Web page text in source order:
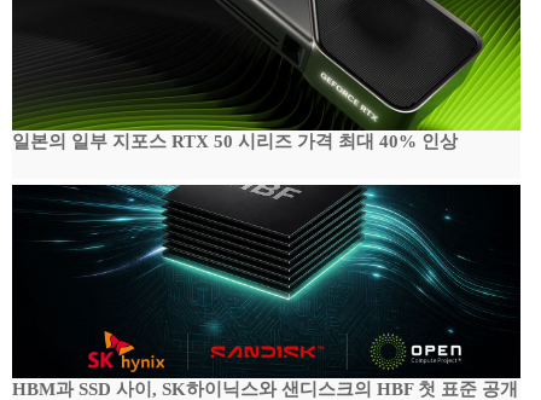
일본의 일부 지포스 RTX 50 시리즈 가격 최대 40% 인상
HBM과 SSD 사이, SK하이닉스와 샌디스크의 HBF 첫 표준 공개